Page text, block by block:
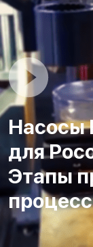
Насосы
для
Этапы